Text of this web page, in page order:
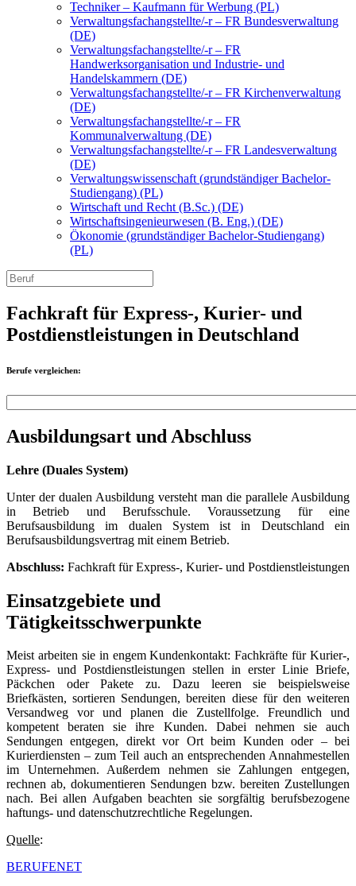
Techniker – Kaufmann für Werbung (PL)
Verwaltungsfachangstellte/-r – FR Bundesverwaltung
(DE)
Verwaltungsfachangstellte/-r – FR
Handwerksorganisation und Industrie- und
Handelskammern (DE)
Verwaltungsfachangstellte/-r – FR Kirchenverwaltung
(DE)
Verwaltungsfachangstellte/-r – FR
Kommunalverwaltung (DE)
Verwaltungsfachangstellte/-r – FR Landesverwaltung
(DE)
Verwaltungswissenschaft (grundständiger Bachelor-
Studiengang) (PL)
Wirtschaft und Recht (B.Sc.) (DE)
Wirtschaftsingenieurwesen (B. Eng.) (DE)
Ökonomie (grundständiger Bachelor-Studiengang)
(PL)
Fachkraft für Express-, Kurier- und
Postdienstleistungen in Deutschland
Berufe vergleichen:
Ausbildungsart und Abschluss
Lehre (Duales System)
Unter der dualen Ausbildung versteht man die parallele Ausbildung
in Betrieb und Berufsschule. Voraussetzung für eine
Berufsausbildung im dualen System ist in Deutschland ein
Berufsausbildungsvertrag mit einem Betrieb.
Abschluss: Fachkraft für Express-, Kurier- und Postdienstleistungen
Einsatzgebiete und
Tätigkeitsschwerpunkte
Meist arbeiten sie in engem Kundenkontakt: Fachkräfte für Kurier-,
Express- und Postdienstleistungen stellen in erster Linie Briefe,
Päckchen oder Pakete zu. Dazu leeren sie beispielsweise
Briefkästen, sortieren Sendungen, bereiten diese für den weiteren
Versandweg vor und planen die Zustellfolge. Freundlich und
kompetent beraten sie ihre Kunden. Dabei nehmen sie auch
Sendungen entgegen, direkt vor Ort beim Kunden oder – bei
Kurierdiensten – zum Teil auch an entsprechenden Annahmestellen
im Unternehmen. Außerdem nehmen sie Zahlungen entgegen,
rechnen ab, dokumentieren Sendungen bzw. bereiten Zustellungen
nach. Bei allen Aufgaben beachten sie sorgfältig berufsbezogene
haftungs- und datenschutzrechtliche Regelungen.
Quelle:
BERUFENET